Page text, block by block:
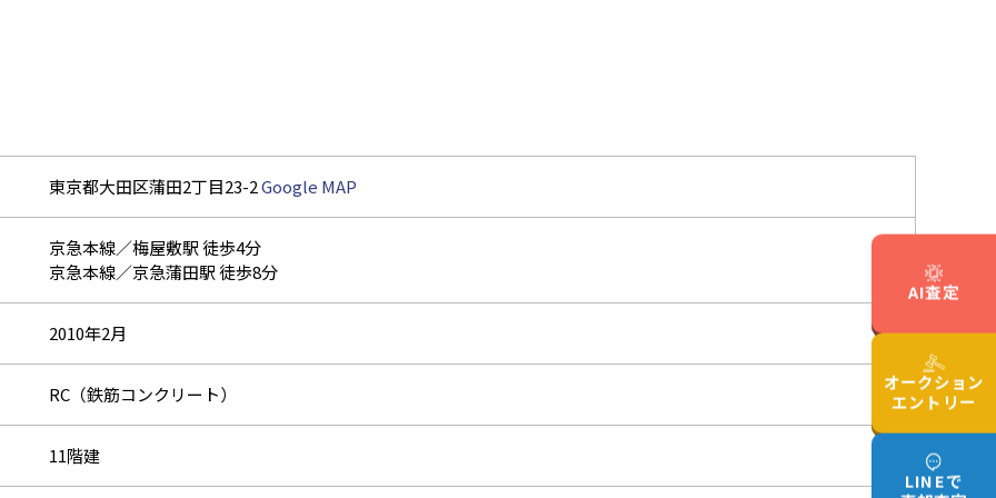
東京都大田区蒲田2丁目23-2Google MAP
京急本線／梅屋敷駅 徒歩4分
京急本線／京急蒲田駅 徒歩8分
2010年2月
RC（鉄筋コンクリート）
11階建
AI査定
オークション
エントリー
LINEで